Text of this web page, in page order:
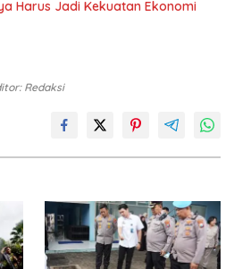
Harus Jadi Kekuatan Ekonomi
Redaksi